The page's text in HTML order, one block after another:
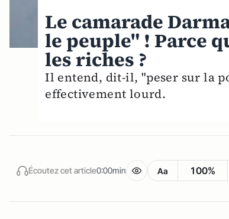
Le camarade
le peuple" ! Parce
les riches ?
Il entend, dit-il, "peser sur la
effectivement lourd.
Écoutez cet article0:00min Aa 100%